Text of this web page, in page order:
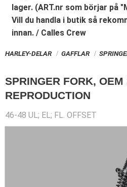
lager. (ART.nr som börjar på
Vill du handla i butik så
innan. / Calles Crew
HARLEY-DELAR GAFFLAR
SPRINGER FORK, OEM
REPRODUCTION
46-48 UL; EL; FL. OFFSET